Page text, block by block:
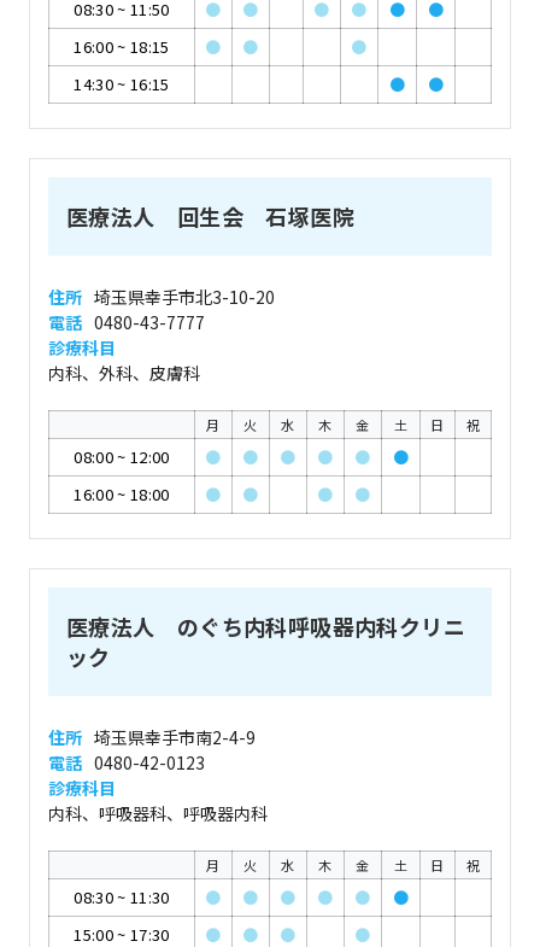
08:30~ 11:50 ● ● ● ● ●
●
16:00~ 18:15 ● ●
●
14:30~ 16:15 ● ●
医療法人 回生会 石塚医院
住所 埼玉県幸手市北3-10-20
電話 0480-43-7777
診療科目
内科、外科、皮膚科
月 火 水 木 金 土 日 祝
08:00~ 12:00 ● ● ● ● ●
●
16:00~ 18:00 ● ● ● ●
医療法人 のぐち内科呼吸器内科クリニ
ック
住所 埼玉県幸手市南2-4-9
電話 0480-42-0123
診療科目
内科、呼吸器科、呼吸器内科
月 火 水 木 金 土 日 祝
08:30~ 11:30 ● ● ● ● ●
●
15:00~ 17:30 ● ● ● ●